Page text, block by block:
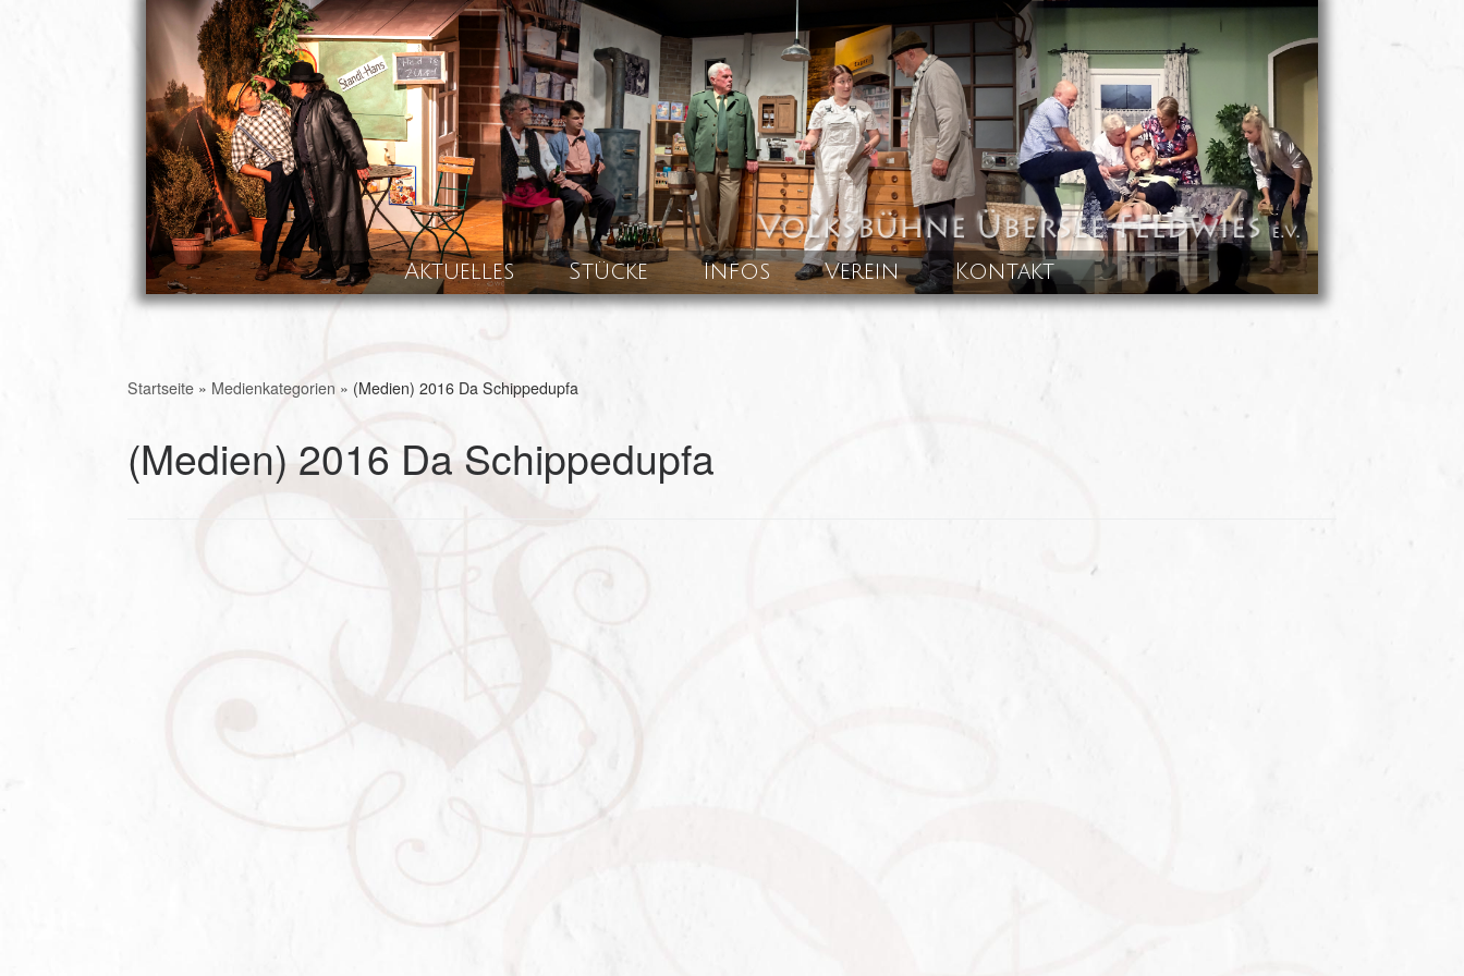
Aktuelles Stücke Infos Verein Kontakt
Startseite » Medienkategorien » (Medien) 2016 Da Schippedupfa
(Medien) 2016 Da Schippedupfa